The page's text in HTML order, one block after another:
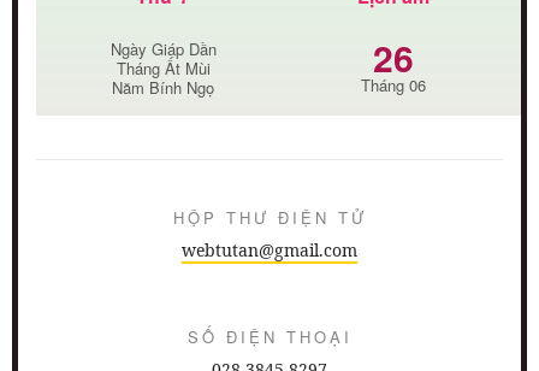
Ngày Giáp Dần
Tháng Ất Mùi
Năm Bính Ngọ
26
Tháng 06
HỘP THƯ ĐIỆN TỬ
webtutan@gmail.com
SỐ ĐIỆN THOẠI